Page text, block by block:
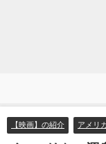
【映画】の紹介 アメリ